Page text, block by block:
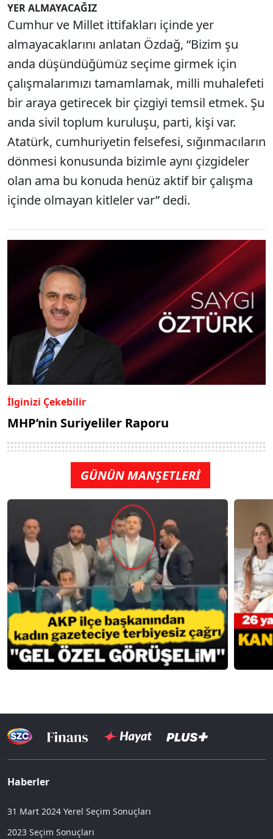
YER ALMAYACAĞIZ
Cumhur ve Millet ittifakları içinde yer
almayacaklarını anlatan Özdağ, “Bizim şu
anda düşündüğümüz seçime girmek için
çalışmalarımızı tamamlamak, milli muhalefeti
bir araya getirecek bir çizgiyi temsil etmek. Şu
anda sivil toplum kuruluşu, parti, kişi var.
Atatürk, cumhuriyetin felsefesi, sığınmacıların
dönmesi konusunda bizimle aynı çizgideler
olan ama bu konuda henüz aktif bir çalışma
içinde olmayan kitleler var” dedi.
İlginizi Çekebilir
MHP’nin Suriyeliler Raporu
GÜNÜN MANŞETLERİ
Haberler
31 Mart 2024 Yerel Seçim Sonuçları
2023 Seçim Sonuçları